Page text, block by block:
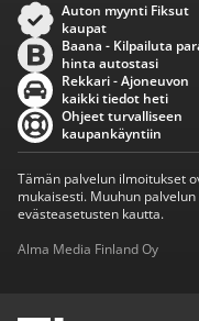
Auton myynti Fiksut
kaupat
Baana - Kilpailuta
hinta autostasi
Rekkari - Ajoneuvon
kaikki tiedot heti
Ohjeet turvalliseen
kaupankäyntiin
Tämän palvelun ilmoitukset
mukaisesti. Muuhun
evästeasetusten kautta.
Alma Media Finland Oy